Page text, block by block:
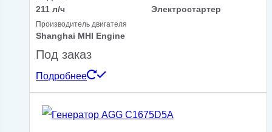
211 л/ч Электростартер
Производитель двигателя
Shanghai MHI Engine
Под заказ
Подробнее